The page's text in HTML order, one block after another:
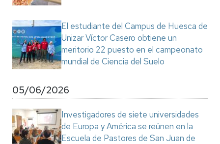
El estudiante del Campus de Huesca de
Unizar Víctor Casero obtiene un
meritorio 22 puesto en el campeonato
mundial de Ciencia del Suelo
05/06/2026
Investigadores de siete universidades
de Europa y América se reúnen en la
Escuela de Pastores de San Juan de